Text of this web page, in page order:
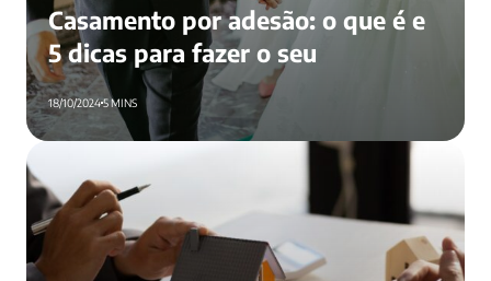
Casamento por adesão: o que é e
5 dicas para fazer o seu
18/10/20245 MINS
Imóvel de herança: o cônjuge tem direito?